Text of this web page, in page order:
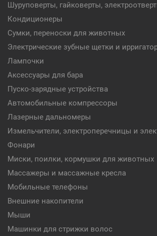
Шуруповерты, гайковерты,
Кондиционеры
Сумки, переноски для животных
Электрические зубные щетки и
Лампочки
Аксессуары для бара
Пуско-зарядные устройства
Автомобильные компрессоры
Лазерные дальномеры
Измельчители, электроперечницы и
Фонари
Миски, поилки, кормушки для животных
Массажеры и массажные кресла
Мобильные телефоны
Внешние накопители
Мыши
Машинки для стрижки волос